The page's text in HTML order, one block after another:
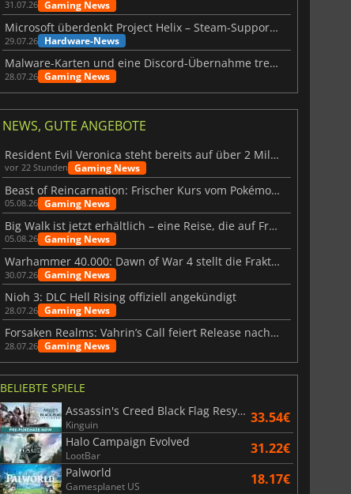
31.07.26 Gaming News
Microsoft überdenkt Project Helix – Steam-Support gefährdet
29.07.26 Hardware-News
Malware-Karten und eine Discord-Übernahme treffen Meccha Chameleon
28.07.26 Gaming News
NEWS, GUTE ANGEBOTE
Resident Evil Veronica steht bereits auf über 2 Millionen Wunschlisten
vor 22 Stunden Gaming News
Beast of Reincarnation: Frischer Kurs vom Pokémon-Studio
05.08.26 Gaming News
Big Walk ist jetzt erhältlich – eine Reise, die auf Freundschaft basiert
05.08.26 Gaming News
Warhammer 40.000: Dawn of War 4 stellt die Fraktion der Necrons vor
30.07.26 Gaming News
Nioh 3: DLC Hell Rising offiziell angekündigt
28.07.26 Gaming News
Forsaken Realms: Vahrin’s Call feiert Release nach 10 Jahren
28.07.26 Gaming News
BELIEBTE SPIELE
Assassin's Creed Black Flag Resynced
Kinguin 33.54€
Halo Campaign Evolved
LootBar 31.22€
Palworld
Gamesplanet US 18.17€